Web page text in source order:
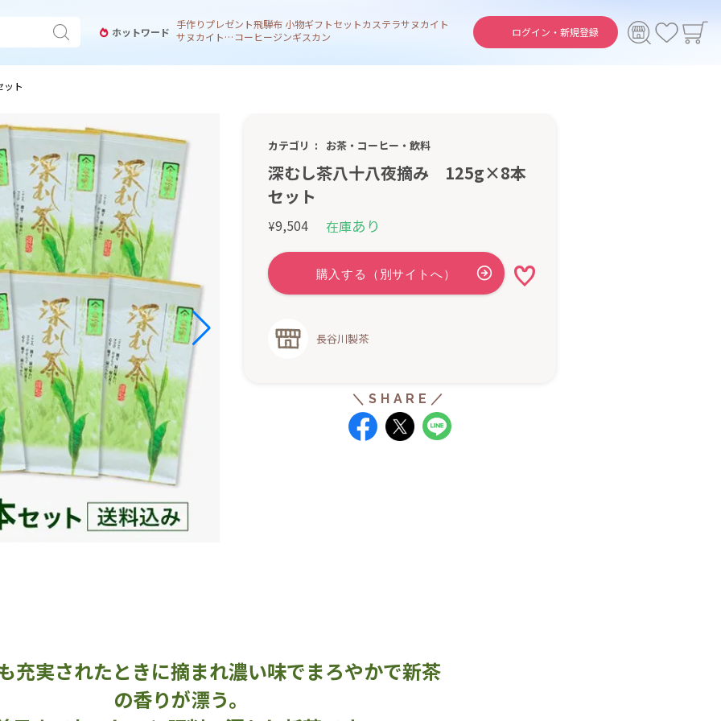
ログイン・ 新規登録
ホットワード
手作りプレゼント飛騨布 小物ギフトセットカステラサヌカイト
サヌカイト 風鈴コーヒージンギスカン
ト
カテゴリ お茶・コーヒー・飲料
深むし茶八十八夜摘み 125g×8本
セット
¥9,504 在庫あり
長谷川製茶
充実されたときに摘まれ濃い味でまろやかで新茶
の香りが漂う。